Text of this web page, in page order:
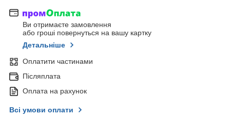
Ви отримаєте замовлення
або гроші повернуться на вашу картку
Детальніше
Оплатити частинами
Післяплата
Оплата на рахунок
Всі умови оплати